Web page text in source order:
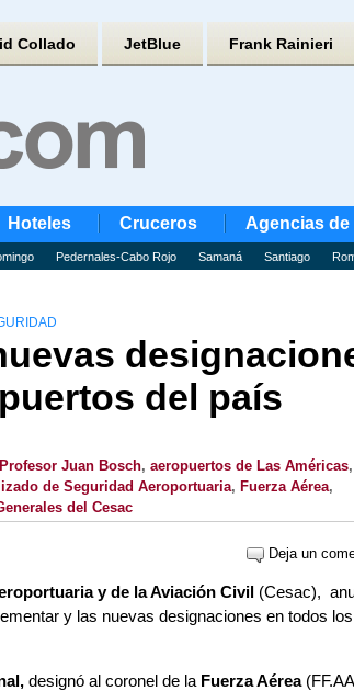
Collado JetBlue Frank Rainieri
Hoteles Cruceros Agencias de
Pedernales-Cabo Rojo Samaná Santiago
del país
Juan Bosch, aeropuertos de Las Américas,
de Seguridad Aeroportuaria, Fuerza Aérea,
del Cesac
Deja un
y de la Aviación Civil (Cesac),
y las nuevas designaciones en todos los
designó al coronel de la Fuerza Aérea